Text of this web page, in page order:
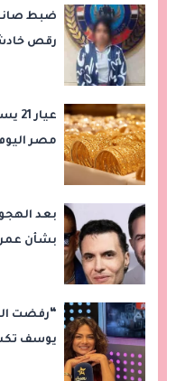
ضبط
رقص
مصر اليوم
بعد
بشأن
“رفضت
يوسف